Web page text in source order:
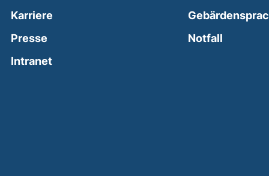
Karriere
Presse
Intranet(external link, opens in a new window)
Notfall